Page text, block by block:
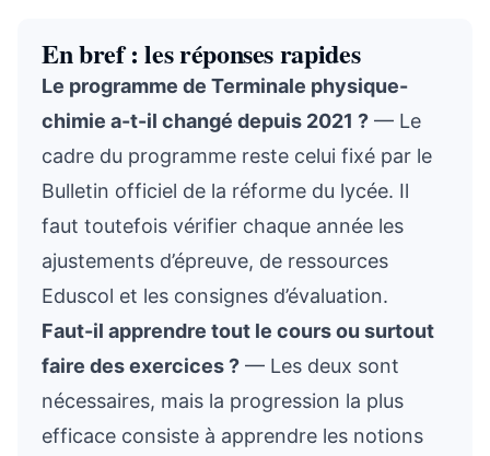
En bref : les réponses rapides
Le programme de Terminale physique-
chimie a-t-il changé depuis 2021 ? — Le
cadre du programme reste celui fixé par le
Bulletin officiel de la réforme du lycée. Il
faut toutefois vérifier chaque année les
ajustements d’épreuve, de ressources
Eduscol et les consignes d’évaluation.
Faut-il apprendre tout le cours ou surtout
faire des exercices ? — Les deux sont
nécessaires, mais la progression la plus
efficace consiste à apprendre les notions